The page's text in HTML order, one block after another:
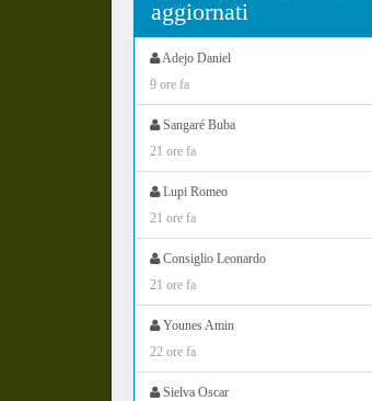
aggiornati
Adejo Daniel
9 ore fa
Sangaré Buba
21 ore fa
Lupi Romeo
21 ore fa
Consiglio Leonardo
21 ore fa
Younes Amin
22 ore fa
Sielva Oscar